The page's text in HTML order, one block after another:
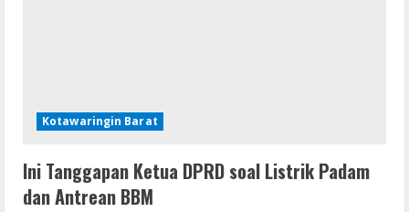
Kotawaringin Barat
Ini Tanggapan Ketua DPRD soal Listrik Padam
dan Antrean BBM